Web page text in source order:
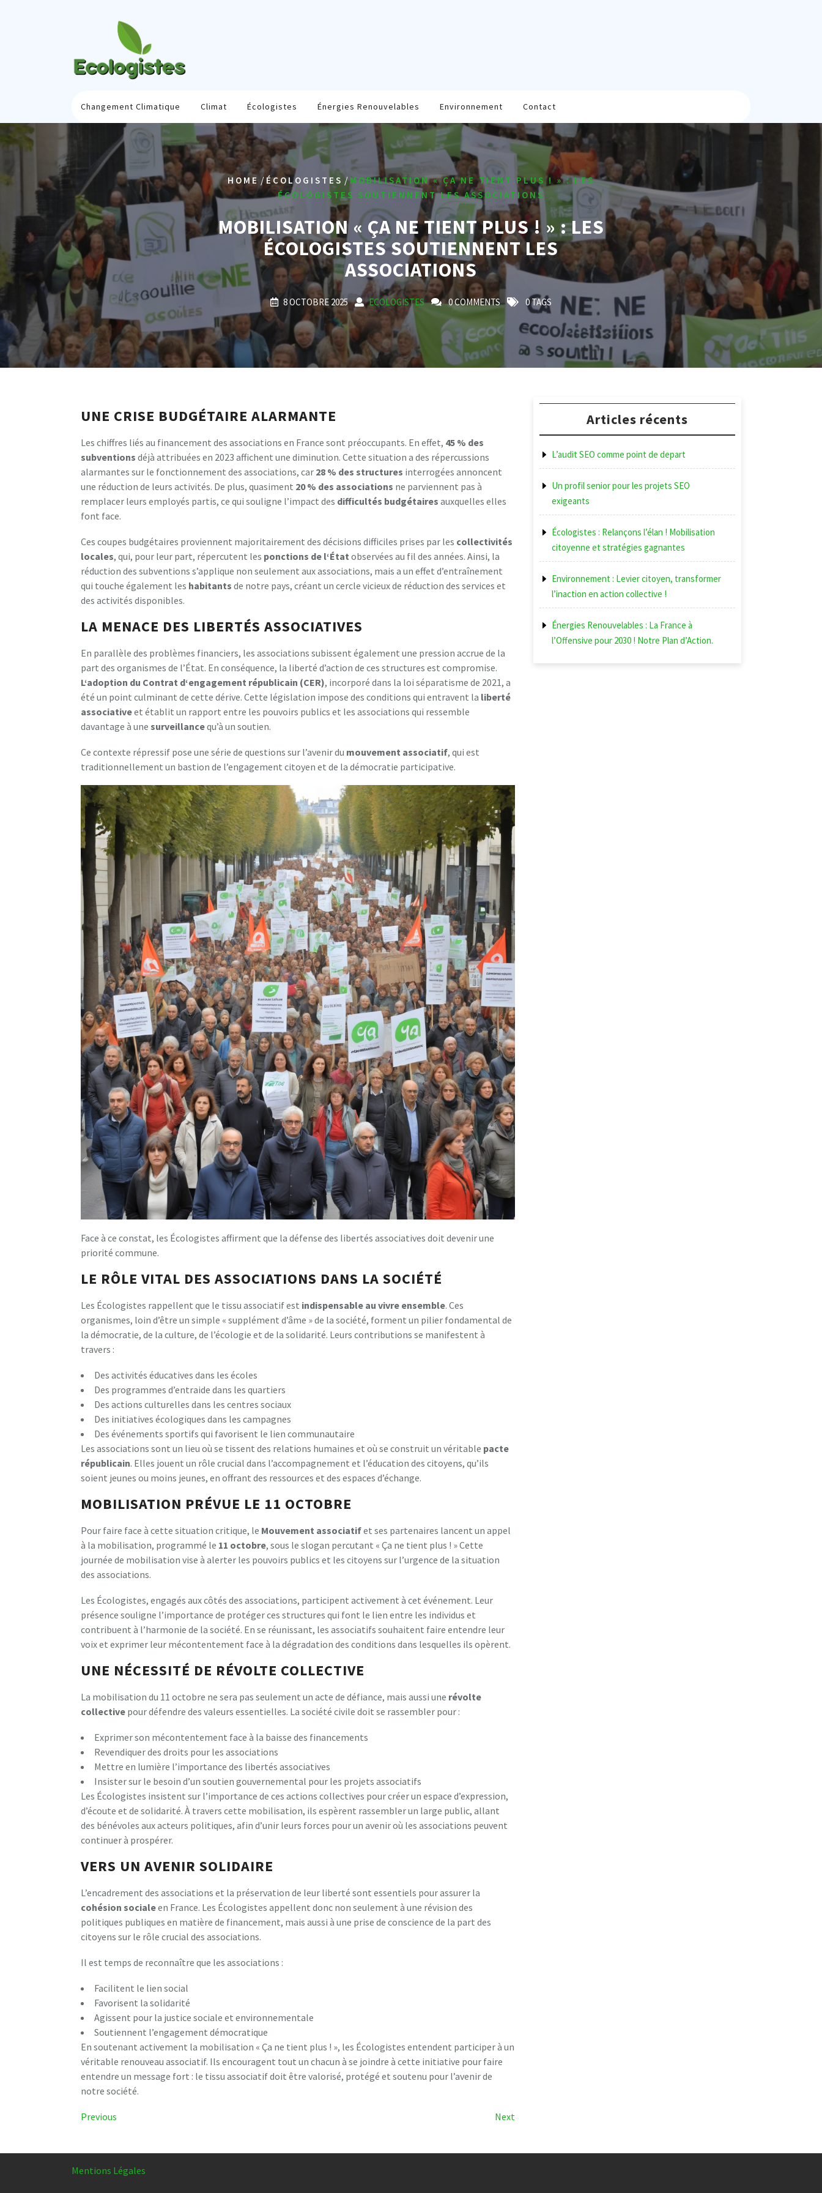
Changement Climatique Climat Écologistes Énergies Renouvelables Environnement Contact
HOME / ÉCOLOGISTES /MOBILISATION « ÇA NE TIENT PLUS ! » : LES
ÉCOLOGISTES SOUTIENNENT LES ASSOCIATIONS
MOBILISATION « ÇA NE TIENT PLUS ! » : LES
ÉCOLOGISTES SOUTIENNENT LES
ASSOCIATIONS
8 OCTOBRE 2025 ECOLOGISTES 0 COMMENTS 0 TAGS
UNE CRISE BUDGÉTAIRE ALARMANTE
Les chiffres liés au financement des associations en France sont préoccupants. En effet, 45 % des
subventions déjà attribuées en 2023 affichent une diminution. Cette situation a des répercussions
alarmantes sur le fonctionnement des associations, car 28 % des structures interrogées annoncent
une réduction de leurs activités. De plus, quasiment 20 % des associations ne parviennent pas à
remplacer leurs employés partis, ce qui souligne l’impact des dificultés budgétaires auxquelles elles
font face.
Ces coupes budgétaires proviennent majoritairement des décisions difficiles prises par les collectivités
locales, qui, pour leur part, répercutent les ponctions de l‘État observées au fil des années. Ainsi, la
réduction des subventions s’applique non seulement aux associations, mais a un effet d’entraînement
qui touche également les habitants de notre pays, créant un cercle vicieux de réduction des services et
des activités disponibles.
LA MENACE DES LIBERTÉS ASSOCIATIVES
En parallèle des problèmes financiers, les associations subissent également une pression accrue de la
part des organismes de l’État. En conséquence, la liberté d’action de ces structures est compromise.
L‘adoption du Contrat d‘engagement républicain (CER), incorporé dans la loi séparatisme de 2021, a
été un point culminant de cette dérive. Cette législation impose des conditions qui entravent la liberté
associativeet établit un rapport entre les pouvoirs publics et les associations qui ressemble
davantage à une surveillancequ’à un soutien.
Ce contexte répressif pose une série de questions sur l’avenir du mouvement associatif, qui est
traditionnellement un bastion de l’engagement citoyen et de la démocratie participative.
Face à ce constat, les Écologistes affirment que la défense des libertés associatives doit devenir une
priorité commune.
LE RÔLE VITAL DES ASSOCIATIONS DANS LA SOCIÉTÉ
Les Écologistes rappellent que le tissu associatif est indispensable au vivre ensemble. Ces
organismes, loin d’être un simple « supplément d’âme » de la société, forment un pilier fondamental de
la démocratie, de la culture, de l’écologie et de la solidarité. Leurs contributions se manifestent à
travers :
Des activités éducatives dans les écoles
Des programmes d’entraide dans les quartiers
Des actions culturelles dans les centres sociaux
Des initiatives écologiques dans les campagnes
Des événements sportifs qui favorisent le lien communautaire
Les associations sont un lieu où se tissent des relations humaines et où se construit un véritable pacte
républicain. Elles jouent un rôle crucial dans l’accompagnement et l’éducation des citoyens, qu’ils
soient jeunes ou moins jeunes, en offrant des ressources et des espaces d’échange.
MOBILISATION PRÉVUE LE 11 OCTOBRE
Pour faire face à cette situation critique, le Mouvement associatifet ses partenaires lancent un appel
à la mobilisation, programmé le 11 octobre, sous le slogan percutant « Ça ne tient plus ! » Cette
journée de mobilisation vise à alerter les pouvoirs publics et les citoyens sur l’urgence de la situation
des associations.
Les Écologistes, engagés aux côtés des associations, participent activement à cet événement. Leur
présence souligne l’importance de protéger ces structures qui font le lien entre les individus et
contribuent à l’harmonie de la société. En se réunissant, les associatifs souhaitent faire entendre leur
voix et exprimer leur mécontentement face à la dégradation des conditions dans lesquelles ils opèrent.
UNE NÉCESSITÉ DE RÉVOLTE COLLECTIVE
La mobilisation du 11 octobre ne sera pas seulement un acte de défiance, mais aussi une révolte
collective pour défendre des valeurs essentielles. La société civile doit se rassembler pour :
Exprimer son mécontentement face à la baisse des financements
Revendiquer des droits pour les associations
Mettre en lumière l’importance des libertés associatives
Insister sur le besoin d’un soutien gouvernemental pour les projets associatifs
Les Écologistes insistent sur l’importance de ces actions collectives pour créer un espace d’expression,
d’écoute et de solidarité. À travers cette mobilisation, ils espèrent rassembler un large public, allant
des bénévoles aux acteurs politiques, afin d’unir leurs forces pour un avenir où les associations peuvent
continuer à prospérer.
VERS UN AVENIR SOLIDAIRE
L’encadrement des associations et la préservation de leur liberté sont essentiels pour assurer la
cohésion socialeen France. Les Écologistes appellent donc non seulement à une révision des
politiques publiques en matière de financement, mais aussi à une prise de conscience de la part des
citoyens sur le rôle crucial des associations.
Il est temps de reconnaître que les associations :
Facilitent le lien social
Favorisent la solidarité
Agissent pour la justice sociale et environnementale
Soutiennent l’engagement démocratique
En soutenant activement la mobilisation « Ça ne tient plus ! », les Écologistes entendent participer à un
véritable renouveau associatif. Ils encouragent tout un chacun à se joindre à cette initiative pour faire
entendre un message fort : le tissu associatif doit être valorisé, protégé et soutenu pour l’avenir de
notre société.
Navigation
l’article
Previous
Previous
Next
Next
Articles récents
L’audit SEO comme point de depart
Un profil senior pour les projets SEO
exigeants
Écologistes : Relançons l’élan ! Mobilisation
citoyenne et stratégies gagnantes
Environnement : Levier citoyen, transformer
l’inaction en action collective !
Énergies Renouvelables : La France à
l’Offensive pour 2030 ! Notre Plan d’Action.
Mentions Légales